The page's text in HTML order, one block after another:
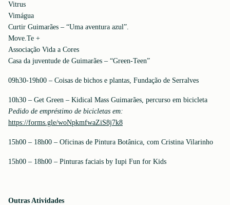
Vitrus
Vimágua
Curtir Guimarães – “Uma aventura azul”.
Move.Te +
Associação Vida a Cores
Casa da juventude de Guimarães – “Green-Teen”
09h30-19h00 – Coisas de bichos e plantas, Fundação de Serralves
10h30 – Get Green – Kidical Mass Guimarães, percurso em bicicleta
Pedido de empréstimo de bicicletas em:
https://forms.gle/woNpkmfwaZiS8j7k8
15h00 – 18h00 – Oficinas de Pintura Botânica, com Cristina Vilarinho
15h00 – 18h00 – Pinturas faciais by Iupi Fun for Kids
Outras Atividades